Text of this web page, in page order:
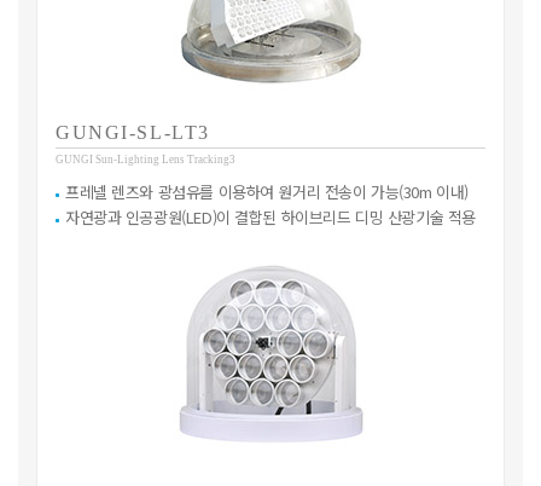
GUNGI-SL-LT3
GUNGI Sun-Lighting Lens Tracking3
프레넬 렌즈와 광섬유를 이용하여 원거리 전송이 가능(30m 이내)
자연광과 인공광원(LED)이 결합된 하이브리드 디밍 산광기술 적용